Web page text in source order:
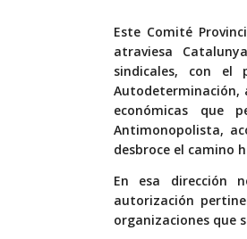
Este Comité
atraviesa
sindicales, con
económicas que
Antimonopolista,
desbroce el camino
En esa dirección
autorización
organizaciones que